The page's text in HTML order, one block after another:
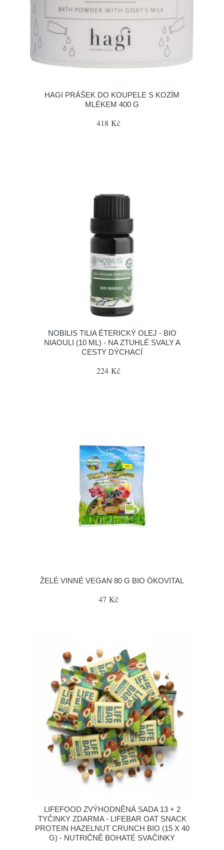
HAGI PRÁŠEK DO KOUPELE S KOZÍM
MLÉKEM 400 G
418 Kč
NOBILIS TILIA ÉTERICKÝ OLEJ - BIO
NIAOULI (10 ML) - NA ZTUHLÉ SVALY A
CESTY DÝCHACÍ
224 Kč
ŽELÉ VINNÉ VEGAN 80 G BIO ÖKOVITAL
47 Kč
LIFEFOOD ZVÝHODNĚNÁ SADA 13 + 2
TYČINKY ZDARMA - LIFEBAR OAT SNACK
PROTEIN HAZELNUT CRUNCH BIO (15 X 40
G) - NUTRIČNĚ BOHATÉ SVAČINKY